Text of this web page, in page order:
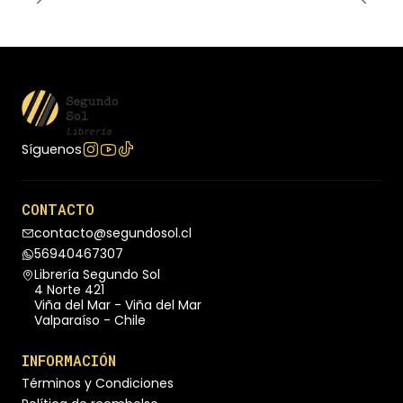
Síguenos
CONTACTO
contacto@segundosol.cl
56940467307
Librería Segundo Sol
4 Norte 421
Viña del Mar - Viña del Mar
Valparaíso - Chile
INFORMACIÓN
Términos y Condiciones